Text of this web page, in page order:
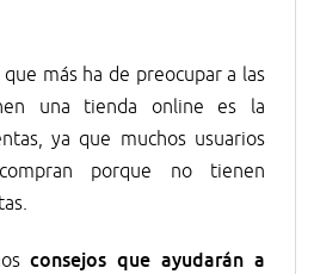
más ha de preocupar a las
una tienda online es la
ya que muchos usuarios
porque no tienen
consejos que ayudarán a